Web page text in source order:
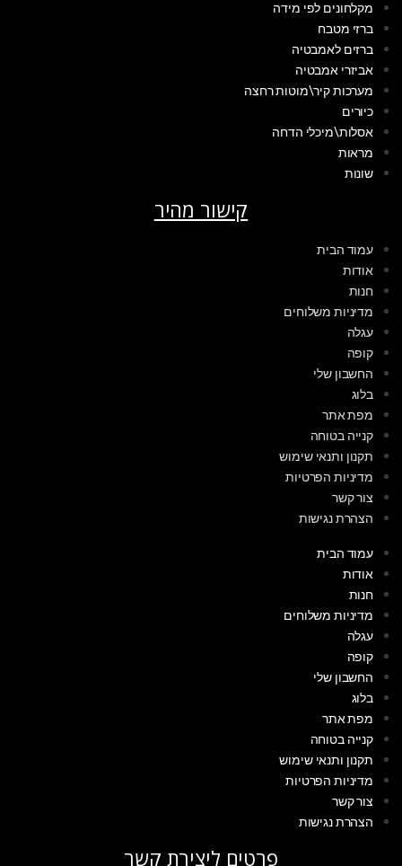
מקלחונים לפי מידה
ברזי מטבח
ברזים לאמבטיה
אביזרי אמבטיה
מערכות קיר\מוטות רחצה
כיורים
אסלות\מיכלי הדחה
מראות
שונות
קישור מהיר
עמוד הבית
אודות
חנות
מדיניות משלוחים
עגלה
קופה
החשבון שלי
בלוג
מפת אתר
קנייה בטוחה
תקנון ותנאי שימוש
מדיניות הפרטיות
צור קשר
הצהרת נגישות
עמוד הבית
אודות
חנות
מדיניות משלוחים
עגלה
קופה
החשבון שלי
בלוג
מפת אתר
קנייה בטוחה
תקנון ותנאי שימוש
מדיניות הפרטיות
צור קשר
הצהרת נגישות
פרטים ליצירת קשר